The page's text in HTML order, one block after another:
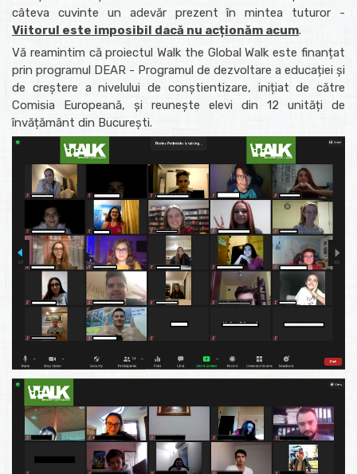
câteva cuvinte un adevăr prezent în mintea tuturor -
Viitorul este imposibil dacă nu acționăm acum.
Vă reamintim că proiectul Walk the Global Walk este finanțat
prin programul DEAR - Programul de dezvoltare a educației și
de creștere a nivelului de conștientizare, inițiat de către
Comisia Europeană, și reunește elevi din 12 unități de
învățământ din București.